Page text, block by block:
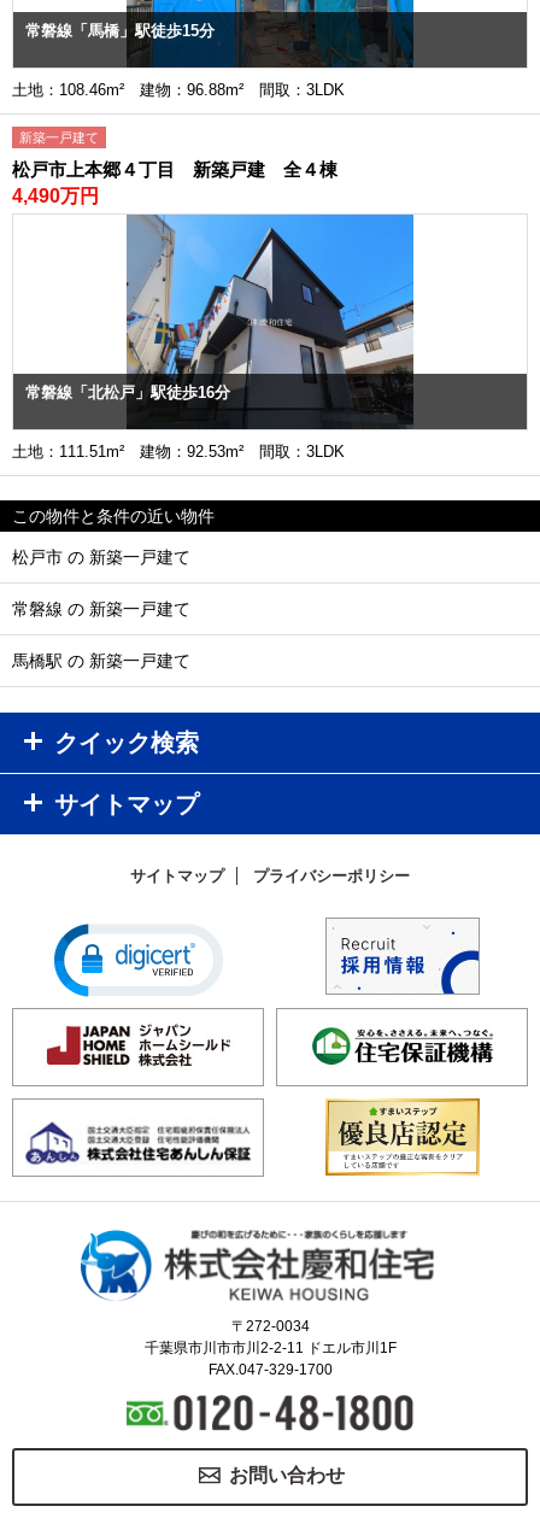
常磐線「馬橋」駅徒歩15分
土地：108.46m² 建物：96.88m² 間取：3LDK
新築一戸建て
松戸市上本郷４丁目 新築戸建 全４棟
4,490万円
常磐線「北松戸」駅徒歩16分
土地：111.51m² 建物：92.53m² 間取：3LDK
この物件と条件の近い物件
松戸市 の 新築一戸建て
常磐線 の 新築一戸建て
馬橋駅 の 新築一戸建て
クイック検索
サイトマップ
サイトマップ プライバシーポリシー
〒272-0034
千葉県市川市市川2-2-11 ドエル市川1F
FAX.047-329-1700
お問い合わせ